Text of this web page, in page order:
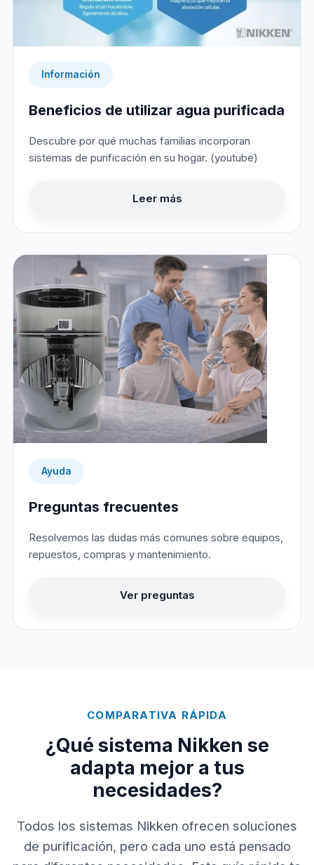
Información
Beneficios de utilizar agua purificada
Descubre por qué muchas familias incorporan
sistemas de purificación en su hogar. (youtube)
Leer más
Ayuda
Preguntas frecuentes
Resolvemos las dudas más comunes sobre equipos,
repuestos, compras y mantenimiento.
Ver preguntas
COMPARATIVA RÁPIDA
¿Qué sistema Nikken se
adapta mejor a tus
necesidades?
Todos los sistemas Nikken ofrecen soluciones
de purificación, pero cada uno está pensado